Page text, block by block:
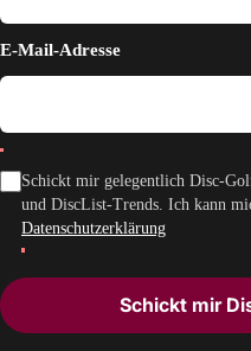
E-Mail-Adresse
Schickt mir gelegentlich Disc-
und DiscList-Trends. Ich kann
Datenschutzerklärung
Schickt mir